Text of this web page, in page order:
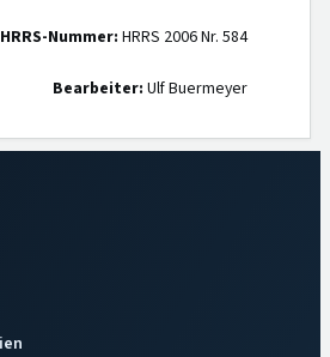
HRRS-Nummer: HRRS 2006 Nr. 584
Bearbeiter: Ulf Buermeyer